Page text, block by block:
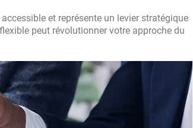
et représente un levier stratégique
peut révolutionner votre approche du